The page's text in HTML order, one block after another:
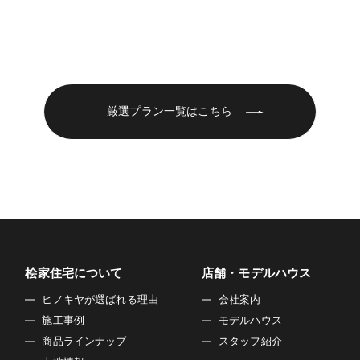
厳選プラン一覧はこちら
桧家住宅について
ヒノキヤが選ばれる理由
施工事例
商品ラインナップ
店舗・モデルハウス
会社案内
モデルハウス
スタッフ紹介